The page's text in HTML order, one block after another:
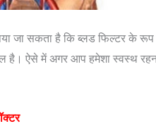
जा सकता है कि ब्लड फिल्टर के
है। ऐसे में अगर आप हमेशा स्वस्थ